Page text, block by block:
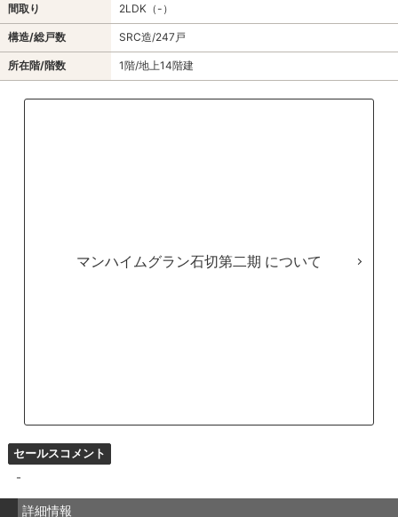
間取り 2LDK（-）
構造/総戸数 SRC造/247戸
所在階/階数 1階/地上14階建
マンハイムグラン石切第二期
セールスコメント
-
詳細情報